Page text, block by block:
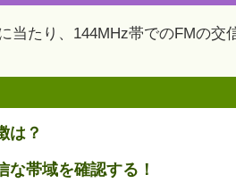
当たり、144MHz帯でのFMの交
は？
な帯域を確認する！